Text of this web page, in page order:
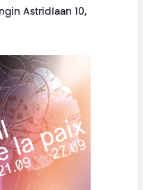
Astridlaan 10,